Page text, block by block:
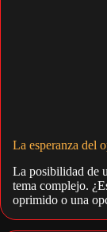
La esperanza del
La posibilidad de
tema complejo.
oprimido o una